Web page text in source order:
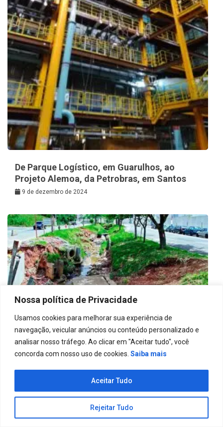
Nossa política de Privacidade
Usamos cookies para melhorar sua experiência de
navegação, veicular anúncios ou conteúdo personalizado e
analisar nosso tráfego. Ao clicar em "Aceitar tudo", você
concorda com nosso uso de cookies. Saiba mais
Rejeitar Tudo
Aceitar Tudo
De Parque Logístico, em Guarulhos, ao
Projeto Alemoa, da Petrobras, em Santos
9 de dezembro de 2024
A Importância da macrodrenagem na
revitalização urbana das cidades